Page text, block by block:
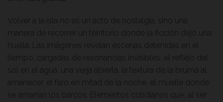
Volver a la isla no es un acto de nostalgia, sino una
manera de recorrer un territorio donde la ficción dejó una
huella. Las imágenes revelan escenas detenidas en el
tiempo, cargadas de resonancias invisibles: el reflejo del
sol en el agua, una verja abierta, la textura de la bruma al
amanecer, el faro en mitad de la noche, el muelle donde
se amarran los barcos. Elementos cotidianos que, al ser